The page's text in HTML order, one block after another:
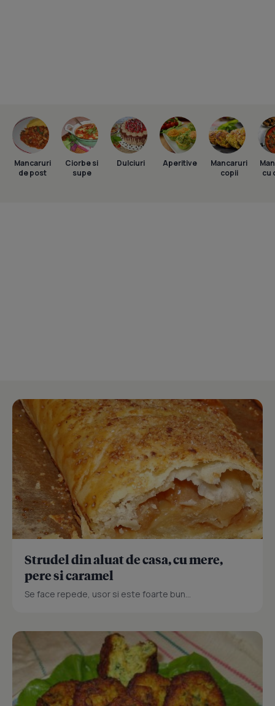
Mancaruri
de post
Ciorbe si
supe
Dulciuri Aperitive
Mancaruri
copii
cu
Strudel din aluat de casa, cu mere,
pere si caramel
Se face repede, usor si este foarte bun...